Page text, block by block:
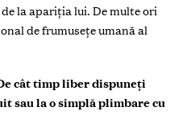
la apariția lui. De multe ori
de frumusețe umană al
cât timp liber dispuneți
sau la o simplă plimbare cu